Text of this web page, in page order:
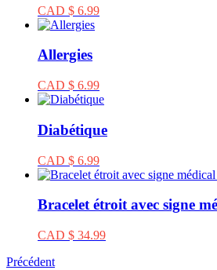
CAD $ 6.99
Allergies
CAD $ 6.99
Diabétique
CAD $ 6.99
Bracelet étroit avec signe
CAD $ 34.99
Précédent